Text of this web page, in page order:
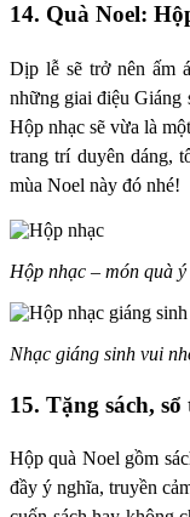
14. Quà Noel:
Dịp lễ sẽ trở nên ấm
những giai điệu Giáng
Hộp nhạc sẽ vừa là
trang trí duyên dáng,
mùa Noel này đó nhé!
Hộp nhạc – món quà
Nhạc giáng sinh vui
15. Tặng sách, sổ
Hộp quà Noel gồm
đầy ý nghĩa, truyền